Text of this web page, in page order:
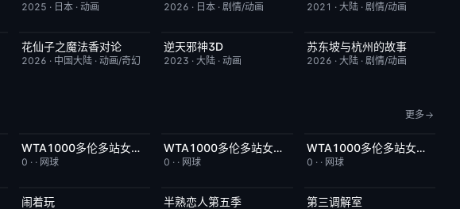
2025 · 日本· 动画 2026 · 日本 ·剧情/动画 2021 · 大陆· 剧情/动画
更新至第20集
花仙子之魔法香对论
2026 · 中国大陆· 动画/奇幻
更新至第49集
逆天邪神3D
2023 ·大陆 ·动画
更新至第16集
苏东坡与杭州的故事
2026 · 大陆· 剧情/动画
更多
今日更新 6.0
WTA1000多伦多站女单第二轮：萨巴伦卡VS内岛萌夏
0 · · 网球
今日更新 5.0
WTA1000多伦多站女单第二轮：科斯秋克VS谢博芙
0 · · 网球
今日更新 4.0
WTA1000多伦多站女单第二轮：贝莱克VS斯瓦泰克
0 · · 网球
昨日更新
闹着玩 本周更新
半熟恋人第五季 昨日更新
第三调解室